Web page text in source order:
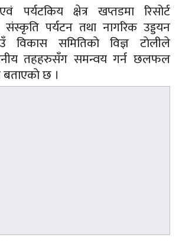
पर्यटकिय क्षेत्र खप्तडमा रिसोर्ट
पर्यटन तथा नागरिक उड्डयन
विकास समितिकाे विज्ञ टाेलीले
तहहरुसँग समन्वय गर्न छलफल
छ ।